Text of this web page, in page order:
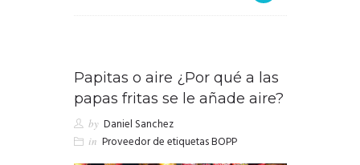
Papitas o aire ¿Por qué a las
papas fritas se le añade aire?
by Daniel Sanchez
in Proveedor de etiquetas BOPP